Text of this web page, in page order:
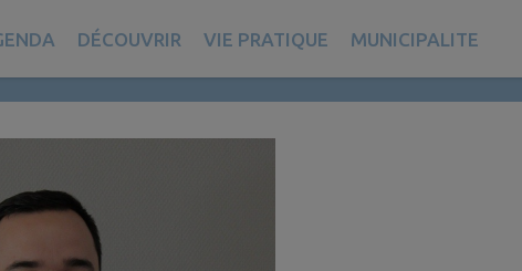
DÉCOUVRIR VIE PRATIQUE MUNICIPALITE